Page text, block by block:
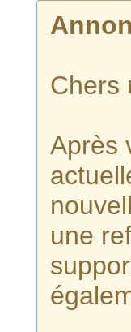
Chers
Après
une